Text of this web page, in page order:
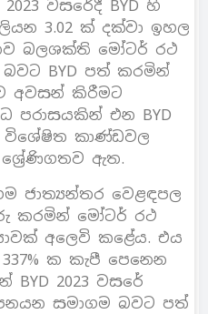
වසරේදී BYD හි
3.02 ක් දක්වා ඉහල
බලශක්ති මෝටර් රථ
බවට BYD පත් කරමින්
අවසන් කිරීමට
පරාසයකින් එන BYD
කාණ්ඩවල
ඇත.
ජාත්‍යන්තර වෙළඳපල
කරමින් මෝටර් රථ
අලෙවි කළේය. එය
ක කැපී පෙනෙන
2023 වසරේ
සමාගම බවට පත්